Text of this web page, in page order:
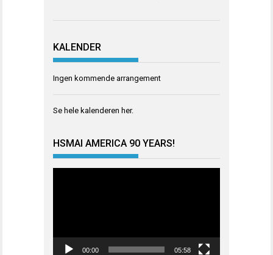
KALENDER
Ingen kommende arrangement
Se hele kalenderen her.
HSMAI AMERICA 90 YEARS!
00:00 05:58